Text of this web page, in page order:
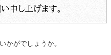
かがでしょうか。